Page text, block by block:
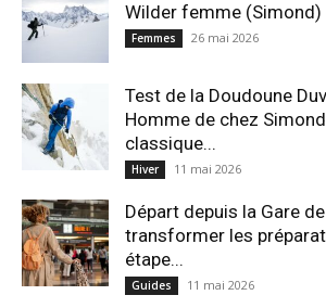
Wilder femme (Simond)
Femmes 26 mai 2026
Test de la Doudoune
Homme de chez
classique...
Hiver 11 mai 2026
Départ depuis la Gare
transformer les
étape...
Guides 11 mai 2026